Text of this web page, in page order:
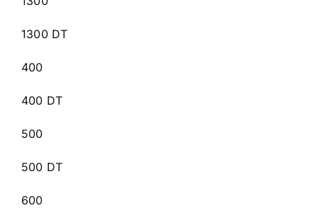
1300 DT
400
400 DT
500
500 DT
600